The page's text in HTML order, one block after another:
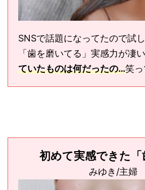
SNSで話題になってたので試
「歯を磨いてる」実感力が凄い
ていたものは何だったの…笑っ
初めて実感できた「
みゆき/主婦